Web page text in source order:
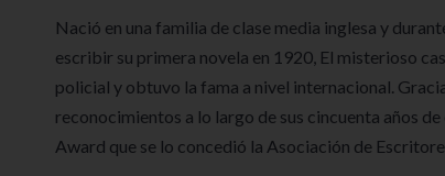
Nació en una familia de clase media inglesa y
escribir su primera novela en 1920, El misterioso
policial y obtuvo la fama a nivel internacional.
reconocimientos a lo largo de sus cincuenta años
Award que se lo concedió la Asociación de